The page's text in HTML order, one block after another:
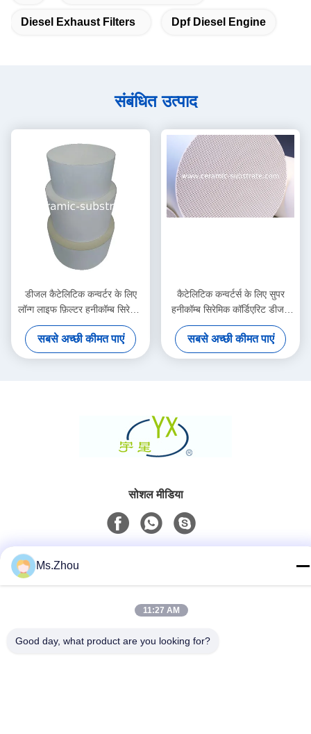
Diesel Exhaust Filters Dpf Diesel Engine
संबंधित उत्पाद
डीजल कैटेलिटिक कन्वर्टर के लिए
लॉन्ग लाइफ फ़िल्टर हनीकॉम्ब सिरेमिक
सब्सट्रेट
सबसे अच्छी कीमत पाएं
कैटेलिटिक कन्वर्टर्स के लिए सुपर
हनीकॉम्ब सिरेमिक कॉर्डिएरिट डीजल
पार्टिकुलेट फ़िल्टर
सबसे अच्छी कीमत पाएं
सोशल मीडिया
Ms.Zhou
11:27 AM
Good day, what product are you looking for?